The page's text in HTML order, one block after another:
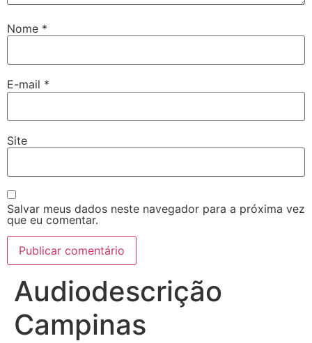
Nome *
E-mail *
Site
Salvar meus dados neste navegador para a próxima vez
que eu comentar.
Audiodescrição
Campinas